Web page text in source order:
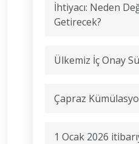
İhtiyacı: Neden
Getirecek?
Ülkemiz İç Onay
Çapraz
1 Ocak 2026